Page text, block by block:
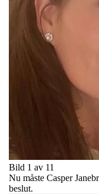
Bild 1 av 11
Nu måste Casper
beslut.